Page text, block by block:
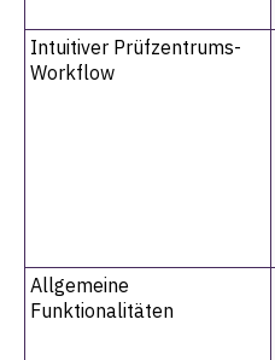
Intuitiver Prüfzentrums-
Workflow
Allgemeine
Funktionalitäten